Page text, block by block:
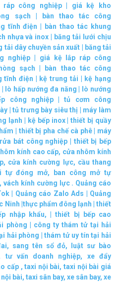
công nghiệp| giá kệ kho
sạch
bàn thao tác công
tĩnh điện
bàn thao tác khung
nhựa và inox
băng tải lưới chịu
tải dây chuyền sản xuất
băng tải
nghiệp
giá kệ lắp ráp công
sạch
bàn thao tác công
tĩnh điện kệ trung tải
kệ hạng
lò hấp nướng đa năng
lò nướng
công nghiệp|tủ cơm công
|tủ trưng bày siêu thị
máy làm
lạnh kệ bếp inox|thiết bị quầy
thiết bị pha chế cà phê| máy
bát công nghiệp
thiết bị bếp
kính cao cấp, cửa nhôm kính
, cửa kính cường lực, cầu thang
tự đóng mở,
ban công mở tự
,vách kính cường lực. Quảng cáo
| Quảng cáo Zalo Ads
Quảng
Ninh | thực phẩm đông lạnh |thiết
nhập khẩu, |thiết bị bếp cao
phòng
công ty thám tử tại hải
hải phòng |thám tử uy tín tại hải
, sang tên sổ đỏ,
luật sư bào
tư vấn doanh nghiệp, xe đẩy
cấp,taxi nội bài,taxi nội bài giá
bài, taxi sân bay, xe sân bay,xe